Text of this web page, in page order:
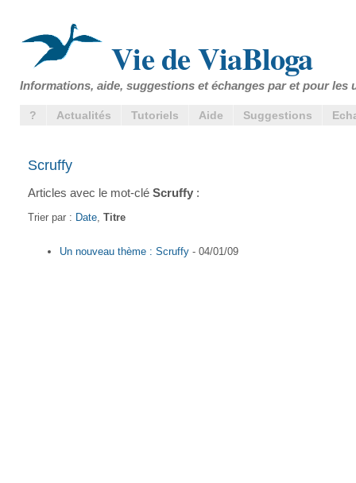
Vie de ViaBloga
Informations, aide, suggestions et échanges par et pour les
? Actualités Tutoriels Aide Suggestions
Scruffy
Articles avec le mot-clé Scruffy :
Trier par : Date Titre
Un nouveau thème : Scruffy - 04/01/09